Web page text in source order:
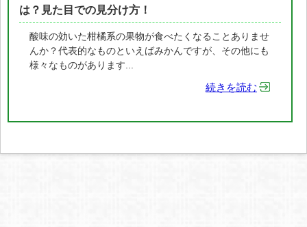
は？見た目での見分け方！
酸味の効いた柑橘系の果物が食べたくなることありませ
んか？代表的なものといえばみかんですが、その他にも
様々なものがあります...
続きを読む